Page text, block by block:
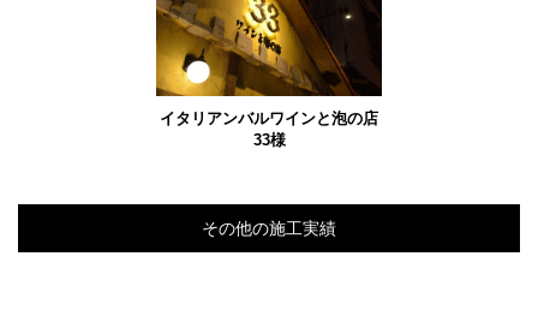
イタリアンバルワインと泡の店
33様
その他の施工実績